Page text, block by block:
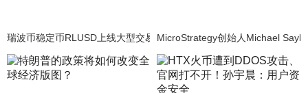
瑞波币稳定币RLUSD上线大型交易所MicroStrategy创始人Michael